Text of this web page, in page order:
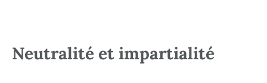
Neutralité et impartialité